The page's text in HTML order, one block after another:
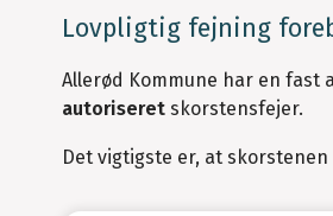
Lovpligtig fejning
Allerød Kommune har en fast
autoriseret skorstensfejer.
Det vigtigste er, at